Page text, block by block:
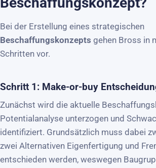
Bei der Erstellung eines strategischen
Beschaffungskonzepts gehen Bross in
Schritten vor.
Schritt 1: Make-or-buy
Zunächst wird die aktuelle
Potentialanalyse unterzogen und
identifiziert. Grundsätzlich muss dabei
zwei Alternativen Eigenfertigung und
entschieden werden, weswegen